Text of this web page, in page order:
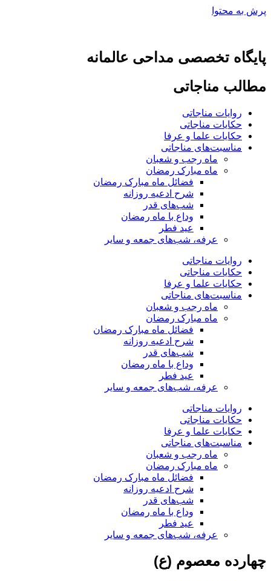
پرش به محتوا
پایگاه تخصصی مداحی عالمانه
مطالب مناجاتی
روایات مناجاتی
حکایات مناجاتی
حکایات علما و عرفا
مناسبت‌های مناجاتی
ماه رجب و شعبان
ماه مبارک رمضان
فضائل ماه مبارک رمضان
شرح ادعیه روزانه
شب‌های قدر
وداع با ماه رمضان
عید فطر
عرفه، شب‌های جمعه و سایر
روایات مناجاتی
حکایات مناجاتی
حکایات علما و عرفا
مناسبت‌های مناجاتی
ماه رجب و شعبان
ماه مبارک رمضان
فضائل ماه مبارک رمضان
شرح ادعیه روزانه
شب‌های قدر
وداع با ماه رمضان
عید فطر
عرفه، شب‌های جمعه و سایر
روایات مناجاتی
حکایات مناجاتی
حکایات علما و عرفا
مناسبت‌های مناجاتی
ماه رجب و شعبان
ماه مبارک رمضان
فضائل ماه مبارک رمضان
شرح ادعیه روزانه
شب‌های قدر
وداع با ماه رمضان
عید فطر
عرفه، شب‌های جمعه و سایر
چهارده معصوم (ع)